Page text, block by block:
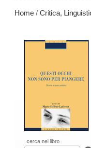
Home / Critica,
cerca nel libro